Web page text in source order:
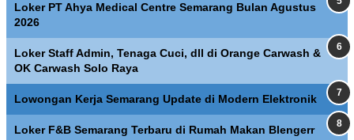
Loker PT Ahya Medical Centre Semarang Bulan Agustus
2026
Loker Staff Admin, Tenaga Cuci, dll di Orange Carwash &
OK Carwash Solo Raya
Lowongan Kerja Semarang Update di Modern Elektronik
Loker F&B Semarang Terbaru di Rumah Makan Blengerr